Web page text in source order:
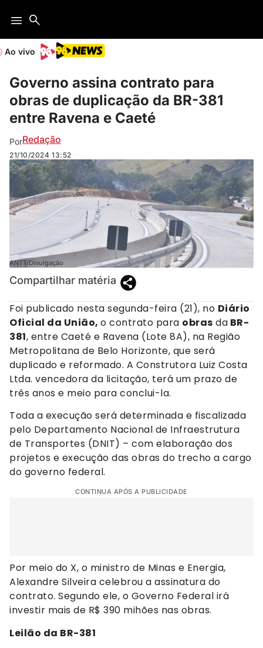
Ao vivo
Governo assina contrato para
obras de duplicação da BR-381
entre Ravena e Caeté
PorRedação
21/10/2024 13:52
ANTT/Divulgação
Compartilhar matéria
Foi publicado nesta segunda-feira (21), no Diário
Oficial da União, o contrato para obras da BR-
381, entre Caeté e Ravena (Lote 8A), na Região
Metropolitana de Belo Horizonte, que será
duplicado e reformado. A Construtora Luiz Costa
Ltda. vencedora da licitação, terá um prazo de
três anos e meio para conclui-la.
Toda a execução será determinada e fiscalizada
pelo Departamento Nacional de Infraestrutura
de Transportes (DNIT) – com elaboração dos
projetos e execução das obras do trecho a cargo
do governo federal.
CONTINUA APÓS A PUBLICIDADE
Por meio do X, o ministro de Minas e Energia,
Alexandre Silveira celebrou a assinatura do
contrato. Segundo ele, o Governo Federal irá
investir mais de R$ 390 mihões nas obras.
Leilão da BR-381